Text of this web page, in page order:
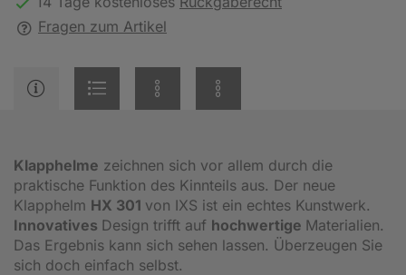
Fragen zum Artikel
Klapphelme zeichnen sich vor allem durch die
praktische Funktion des Kinnteils aus. Der neue
Klapphelm HX 301 von IXS ist ein echtes Kunstwerk.
Innovatives Design trifft auf hochwertige Materialien.
Das Ergebnis kann sich sehen lassen. Überzeugen Sie
sich doch einfach selbst.